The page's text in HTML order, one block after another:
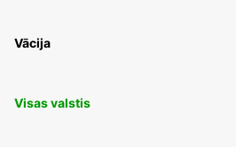
Vācija
Visas valstis